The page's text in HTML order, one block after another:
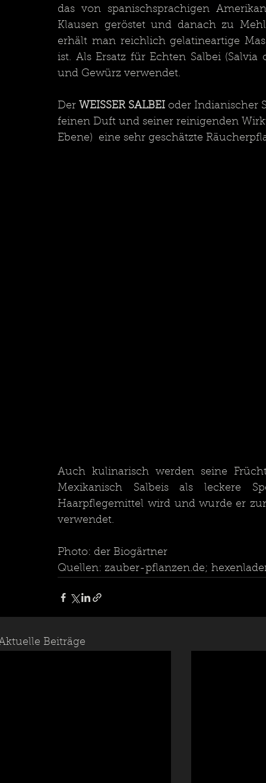
das von spanischsprachigen
Klausen geröstet und danach zu
erhält man reichlich gelatineartige
ist. Als Ersatz für Echten Salbei
und Gewürz verwendet.
Der WEISSER SALBEI oder Indianischer
feinen Duft und seiner reinigenden
Ebene)  eine sehr geschätzte
Auch kulinarisch werden seine
Mexikanisch Salbeis als leckere
Haarpflegemittel wird und wurde er
verwendet.
Photo: der Biogärtner
Quellen: zauber-pflanzen.de;
Beiträge